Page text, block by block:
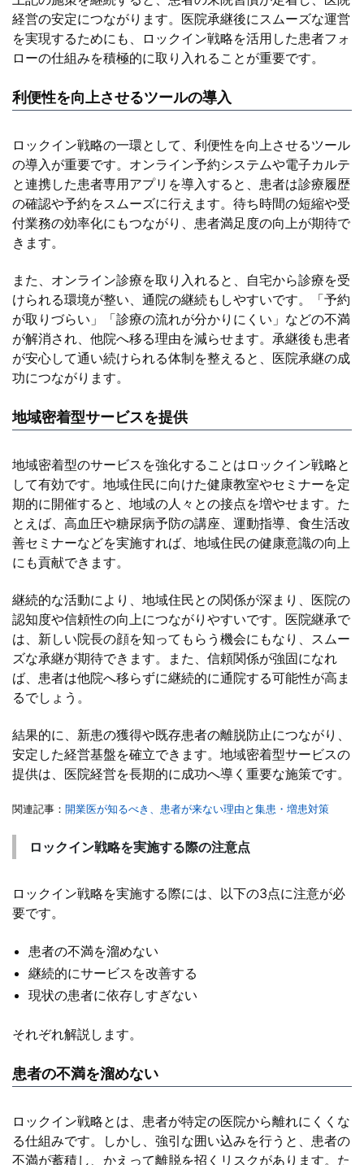
経営の安定につながります。医院承継後にスムーズな運営
を実現するためにも、ロックイン戦略を活用した患者フォ
ローの仕組みを積極的に取り入れることが重要です。
利便性を向上させるツールの導入
ロックイン戦略の一環として、利便性を向上させるツール
の導入が重要です。オンライン予約システムや電子カルテ
と連携した患者専用アプリを導入すると、患者は診療履歴
の確認や予約をスムーズに行えます。待ち時間の短縮や受
付業務の効率化にもつながり、患者満足度の向上が期待で
きます。
また、オンライン診療を取り入れると、自宅から診療を受
けられる環境が整い、通院の継続もしやすいです。「予約
が取りづらい」「診療の流れが分かりにくい」などの不満
が解消され、他院へ移る理由を減らせます。承継後も患者
が安心して通い続けられる体制を整えると、医院承継の成
功につながります。
地域密着型サービスを提供
地域密着型のサービスを強化することはロックイン戦略と
して有効です。地域住民に向けた健康教室やセミナーを定
期的に開催すると、地域の人々との接点を増やせます。た
とえば、高血圧や糖尿病予防の講座、運動指導、食生活改
善セミナーなどを実施すれば、地域住民の健康意識の向上
にも貢献できます。
継続的な活動により、地域住民との関係が深まり、医院の
認知度や信頼性の向上につながりやすいです。医院継承で
は、新しい院長の顔を知ってもらう機会にもなり、スムー
ズな承継が期待できます。また、信頼関係が強固になれ
ば、患者は他院へ移らずに継続的に通院する可能性が高ま
るでしょう。
結果的に、新患の獲得や既存患者の離脱防止につながり、
安定した経営基盤を確立できます。地域密着型サービスの
提供は、医院経営を長期的に成功へ導く重要な施策です。
関連記事： 開業医が知るべき、患者が来ない理由と集患・増患対策
ロックイン戦略を実施する際の注意点
ロックイン戦略を実施する際には、以下の3点に注意が必
要です。
患者の不満を溜めない
継続的にサービスを改善する
現状の患者に依存しすぎない
それぞれ解説します。
患者の不満を溜めない
ロックイン戦略とは、患者が特定の医院から離れにくくな
る仕組みです。しかし、強引な囲い込みを行うと、患者の
不満が蓄積し、かえって離脱を招くリスクがあります。た